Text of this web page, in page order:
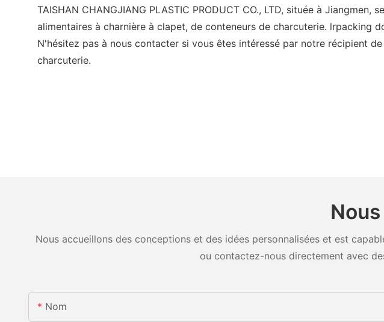
TAISHAN CHANGJIANG PLASTIC PRODUCT CO., LTD, située à
alimentaires à charnière à clapet, de conteneurs de charcuterie.
N'hésitez pas à nous contacter si vous êtes intéressé par notre récipient
charcuterie.
Nous accueillons des conceptions et des idées personnalisées et est
ou contactez-nous directement avec
Nom